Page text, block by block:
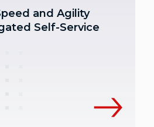
and Agility
Self-Service